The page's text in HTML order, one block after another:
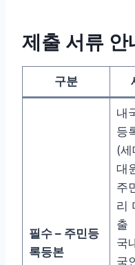
제출 서류 안
구분
필수 – 주민등
록등본
내
등
(세
대
주
리
출
국
국